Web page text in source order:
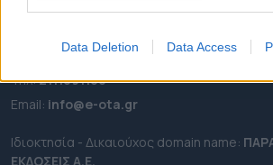
Data Deletion Data Access
e-ota.gr | Ταυτότητα
Λεωφόρος Ανδρέα
Καλλιθέα Αττικής
Τηλ:2111091100
Εmail: info@e-ota.gr
Ιδιοκτησία - Δικαιούχος domain name:
ΕΚΔΟΣΕΙΣ A.E.